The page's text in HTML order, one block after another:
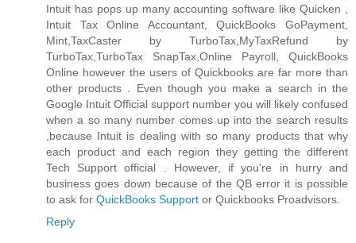
Intuit has pops up many accounting software like Quicken ,
Intuit Tax Online Accountant, QuickBooks GoPayment,
Mint,TaxCaster by TurboTax,MyTaxRefund by
TurboTax,TurboTax SnapTax,Online Payroll, QuickBooks
Online however the users of Quickbooks are far more than
other products . Even though you make a search in the
Google Intuit Official support number you will likely confused
when a so many number comes up into the search results
,because Intuit is dealing with so many products that why
each product and each region they getting the different
Tech Support official . However, if you're in hurry and
business goes down because of the QB error it is possible
to ask for QuickBooks Support or Quickbooks Proadvisors.
Reply